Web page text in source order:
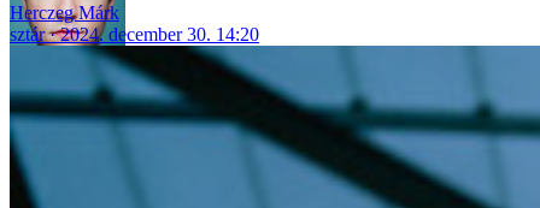
Herczeg Márk
sztár
2024. december 30. 14:20